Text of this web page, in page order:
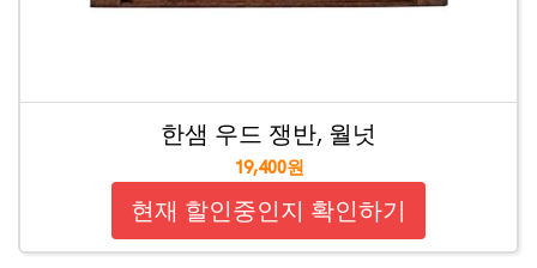
한샘 우드 쟁반, 월넛
19,400원
현재 할인중인지 확인하기